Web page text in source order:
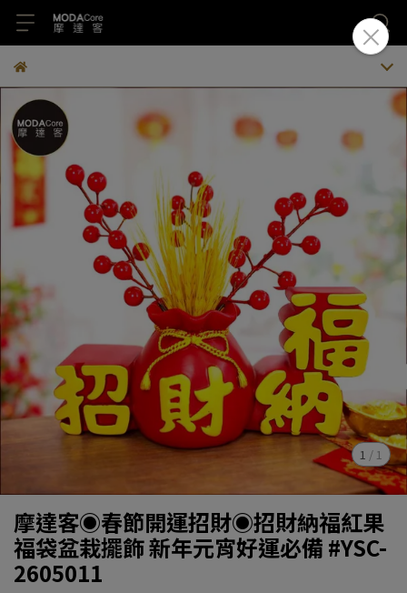
1 / 1
摩達客◉春節開運招財◉招財納福紅果
福袋盆栽擺飾 新年元宵好運必備 #YSC-
2605011